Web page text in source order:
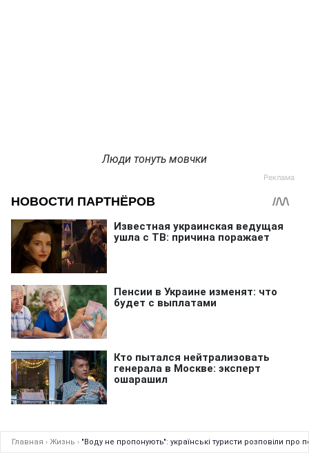
Люди тонуть мовчки
Главная › Жизнь › "Воду не пропонують": українські туристи розповіли про